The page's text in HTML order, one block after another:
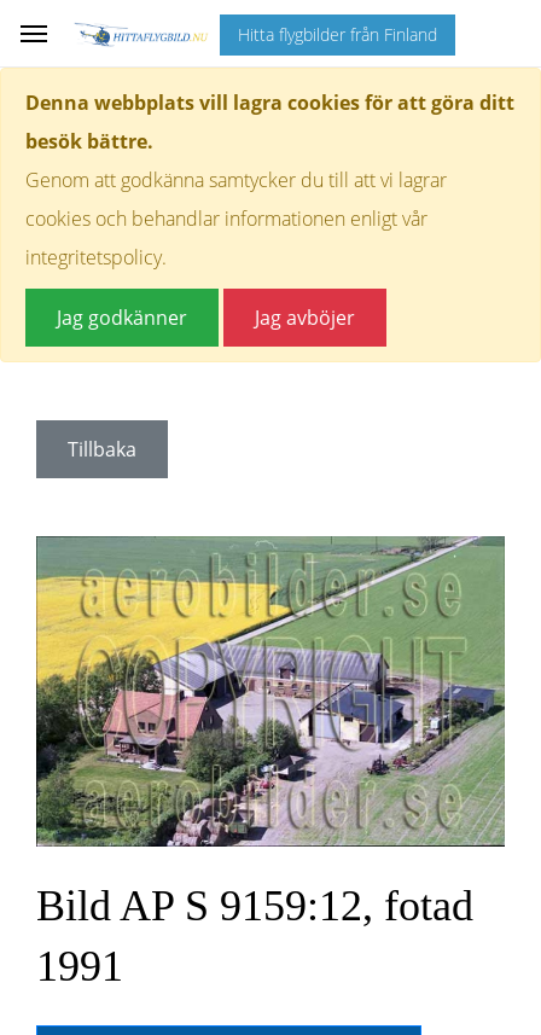
Denna webbplats vill lagra cookies för att göra ditt
besök bättre.
Genom att godkänna samtycker du till att vi lagrar
cookies och behandlar informationen enligt vår
integritetspolicy.
Jag godkänner Jag avböjer
Hitta flygbilder från Finland
Tillbaka
Bild AP S 9159:12, fotad
1991